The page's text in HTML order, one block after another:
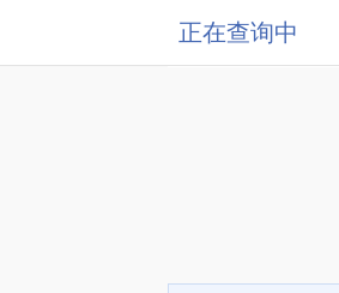
正在查询中